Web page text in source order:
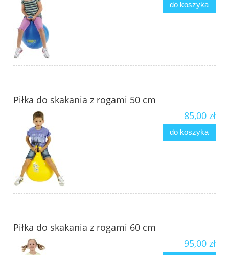
do koszyka
Piłka do skakania z rogami 50 cm
85,00 zł
do koszyka
Piłka do skakania z rogami 60 cm
95,00 zł